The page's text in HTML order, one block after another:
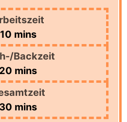
10minutes
mins
Backzeit
20 minutes
mins
30 minutes
mins